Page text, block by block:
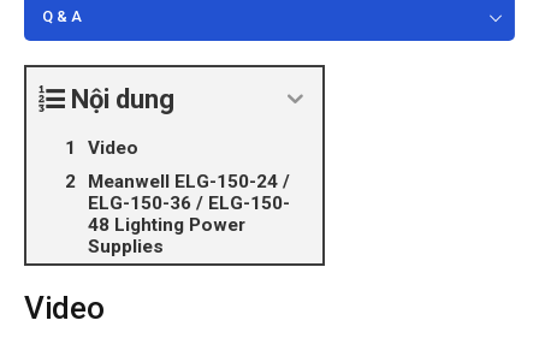
Q & A
Nội dung
Video
Meanwell ELG-150-24 /
ELG-150-36 / ELG-150-
48 Lighting Power
Supplies
Video